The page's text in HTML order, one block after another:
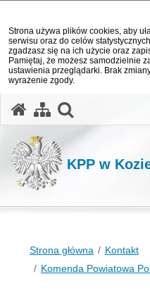
Strona używa plików cookies, aby
serwisu oraz do celów
zgadzasz się na ich użycie oraz
Pamiętaj, że możesz samodzielnie
ustawienia przeglądarki. Brak
wyrażenie zgody.
KPP w
Strona główna
Kontakt
Komenda Powiatowa